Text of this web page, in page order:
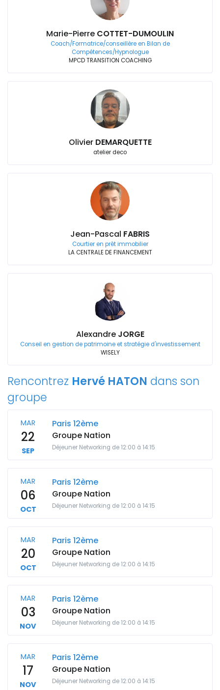
Marie-Pierre COTTET-DUMOULIN
Coach/Formatrice/conseillère en Bilan de
Compétences/Hypnologue
MPCD TRANSITION COACHING
Olivier DEMARQUETTE
atelier deco
Jean-Pascal FABRIS
Courtier en prêt immobilier
LA CENTRALE DE FINANCEMENT
Alexandre JORGE
Conseil en gestion de patrimoine et stratégie d'investissement
WISELY
Rencontrez Hervé HATON dans son
groupe
MAR
22
SEP
Paris 12ème
Groupe Nation
Déjeuner Networking de 12:00 à 14:15
MAR
06
OCT
Paris 12ème
Groupe Nation
Déjeuner Networking de 12:00 à 14:15
MAR
20
OCT
Paris 12ème
Groupe Nation
Déjeuner Networking de 12:00 à 14:15
MAR
03
NOV
Paris 12ème
Groupe Nation
Déjeuner Networking de 12:00 à 14:15
MAR
17
NOV
Paris 12ème
Groupe Nation
Déjeuner Networking de 12:00 à 14:15